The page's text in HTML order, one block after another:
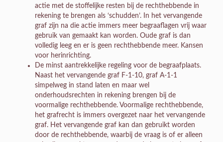
actie met de stoffelijke resten bij de rechthebbende in
rekening te brengen als ‘schudden’. In het vervangende
graf zijn na die actie immers meer begraaflagen vrij waar
gebruik van gemaakt kan worden. Oude graf is dan
volledig leeg en er is geen rechthebbende meer. Kansen
voor herinrichting.
De minst aantrekkelijke regeling voor de begraafplaats.
Naast het vervangende graf F-1-10, graf A-1-1
simpelweg in stand laten en maar wel
onderhoudsrechten in rekening brengen bij de
voormalige rechthebbende. Voormalige rechthebbende,
het grafrecht is immers overgezet naar het vervangende
graf. Het vervangende graf kan dan gebruikt worden
door de rechthebbende, waarbij de vraag is of er alleen